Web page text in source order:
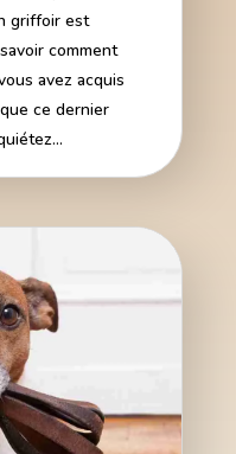
griffoir est
comment
avez acquis
ce dernier